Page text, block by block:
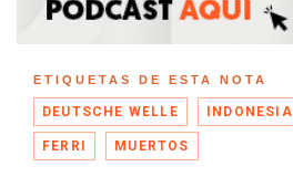
ETIQUETAS DE ESTA NOTA
DEUTSCHE WELLE INDONESIA
FERRI MUERTOS